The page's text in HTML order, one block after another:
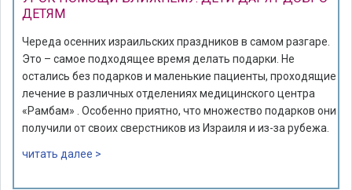
ДЕТЯМ
Череда осенних израильских праздников в самом разгаре.
Это – самое подходящее время делать подарки. Не
остались без подарков и маленькие пациенты, проходящие
лечение в различных отделениях медицинского центра
«Рамбам» . Особенно приятно, что множество подарков они
получили от своих сверстников из Израиля и из-за рубежа.
читать далее >